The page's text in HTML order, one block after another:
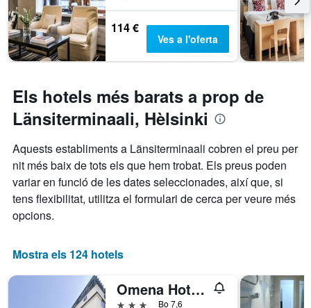
114 €
Ves a l'oferta
Els hotels més barats a prop de
Länsiterminaali, Hèlsinki
Aquests establiments a Länsiterminaali cobren el preu per
nit més baix de tots els que hem trobat. Els preus poden
variar en funció de les dates seleccionades, així que, si
tens flexibilitat, utilitza el formulari de cerca per veure més
opcions.
Mostra els 124 hotels
Omena Hotel Helsinki City Center
3 estrellesBo 7,6